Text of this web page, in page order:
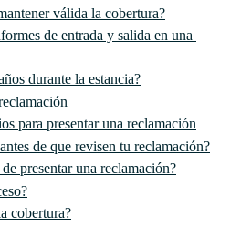
válida la cobertura?
de entrada y salida en una
durante la estancia?
para presentar una reclamación
de que revisen tu reclamación?
presentar una reclamación?
cobertura?